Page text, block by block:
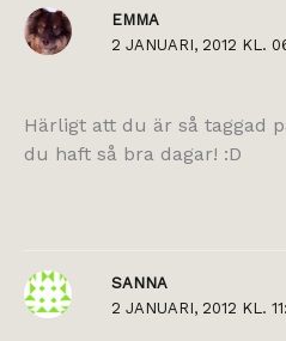
EMMA
2 JANUARI, 2012 KL.
Härligt att du är så taggad
du haft så bra dagar! :D
SANNA
2 JANUARI, 2012 KL.